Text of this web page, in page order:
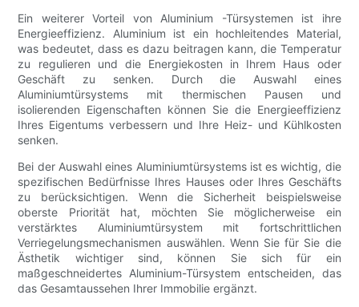
Ein weiterer Vorteil von Aluminium -Türsystemen ist ihre
Energieeffizienz. Aluminium ist ein hochleitendes Material,
was bedeutet, dass es dazu beitragen kann, die Temperatur
zu regulieren und die Energiekosten in Ihrem Haus oder
Geschäft zu senken. Durch die Auswahl eines
Aluminiumtürsystems mit thermischen Pausen und
isolierenden Eigenschaften können Sie die Energieeffizienz
Ihres Eigentums verbessern und Ihre Heiz- und Kühlkosten
senken.
Bei der Auswahl eines Aluminiumtürsystems ist es wichtig, die
spezifischen Bedürfnisse Ihres Hauses oder Ihres Geschäfts
zu berücksichtigen. Wenn die Sicherheit beispielsweise
oberste Priorität hat, möchten Sie möglicherweise ein
verstärktes Aluminiumtürsystem mit fortschrittlichen
Verriegelungsmechanismen auswählen. Wenn Sie für Sie die
Ästhetik wichtiger sind, können Sie sich für ein
maßgeschneidertes Aluminium-Türsystem entscheiden, das
das Gesamtaussehen Ihrer Immobilie ergänzt.